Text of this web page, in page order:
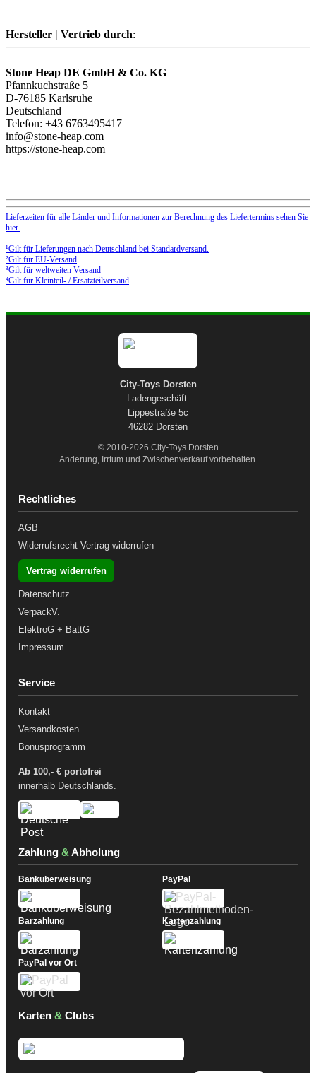
Hersteller | Vertrieb durch:
Stone Heap DE GmbH & Co. KG
Pfannkuchstraße 5
D-76185 Karlsruhe
Deutschland
Telefon: +43 6763495417
info@stone-heap.com
https://stone-heap.com
Lieferzeiten für alle Länder und Informationen zur Berechnung des Liefertermins sehen Sie
hier.
¹Gilt für Lieferungen nach Deutschland bei Standardversand.
²Gilt für EU-Versand
³Gilt für weltweiten Versand
⁴Gilt für Kleinteil- / Ersatzteilversand
City-Toys Dorsten
Ladengeschäft:
Lippestraße 5c
46282 Dorsten
© 2010-2026 City-Toys Dorsten
Änderung, Irrtum und Zwischenverkauf vorbehalten.
Rechtliches
AGB
Widerrufsrecht Vertrag widerrufen
Vertrag widerrufen
Datenschutz
VerpackV.
ElektroG + BattG
Impressum
Service
Kontakt
Versandkosten
Bonusprogramm
Ab 100,- € portofrei
innerhalb Deutschlands.
Zahlung &Abholung
Banküberweisung PayPal
Barzahlung Kartenzahlung
PayPal vor Ort
Karten & Clubs